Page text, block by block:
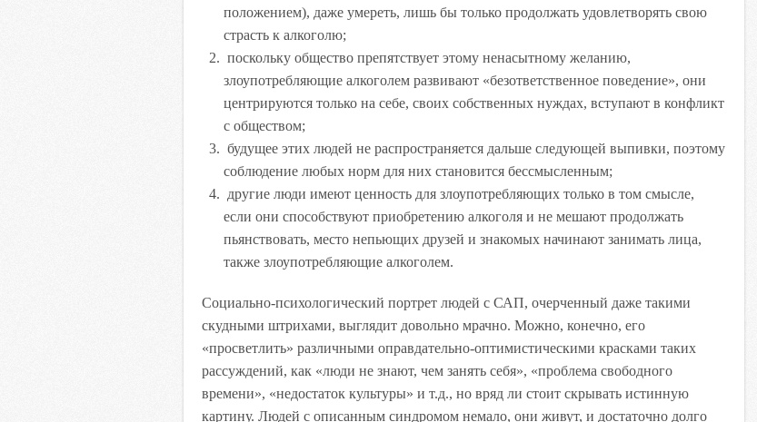
положением), даже умереть, лишь бы только продолжать удовлетворять свою
страсть к алкоголю;
поскольку общество препятствует этому ненасытному желанию,
злоупотребляющие алкоголем развивают «безответственное поведение», они
центрируются только на себе, своих собственных нуждах, вступают в конфликт
с обществом;
будущее этих людей не распространяется дальше следующей выпивки, поэтому
соблюдение любых норм для них становится бессмысленным;
другие люди имеют ценность для злоупотребляющих только в том смысле,
если они способствуют приобретению алкоголя и не мешают продолжать
пьянствовать, место непьющих друзей и знакомых начинают занимать лица,
также злоупотребляющие алкоголем.
Социально-психологический портрет людей с САП, очерченный даже такими
скудными штрихами, выглядит довольно мрачно. Можно, конечно, его
«просветлить» различными оправдательно-оптимистическими красками таких
рассуждений, как «люди не знают, чем занять себя», «проблема свободного
времени», «недостаток культуры» и т.д., но вряд ли стоит скрывать истинную
картину. Людей с описанным синдромом немало, они живут, и достаточно долго